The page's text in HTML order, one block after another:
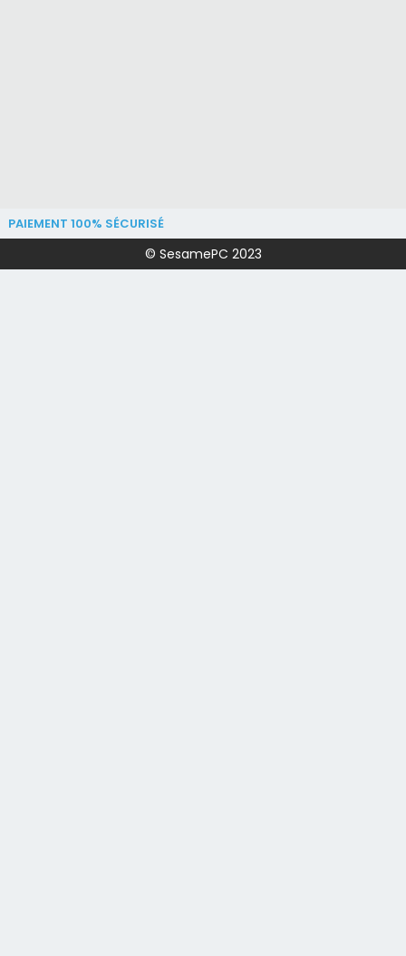
PAIEMENT 100% SÉCURISÉ
© SesamePC 2023